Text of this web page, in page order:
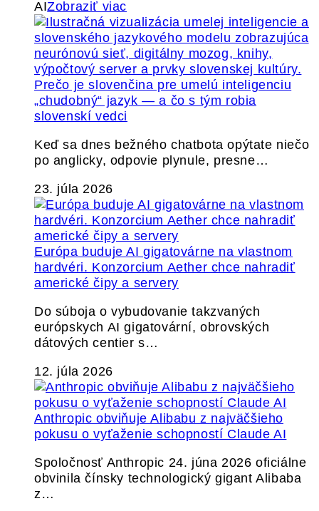
AIZobraziť viac
Prečo je slovenčina pre umelú inteligenciu
„chudobný“ jazyk — a čo s tým robia
slovenskí vedci
Keď sa dnes bežného chatbota opýtate niečo
po anglicky, odpovie plynule, presne…
23. júla 2026
Európa buduje AI gigatovárne na vlastnom
hardvéri. Konzorcium Aether chce nahradiť
americké čipy a servery
Do súboja o vybudovanie takzvaných
európskych AI gigatovární, obrovských
dátových centier s…
12. júla 2026
Anthropic obviňuje Alibabu z najväčšieho
pokusu o vyťaženie schopností Claude AI
Spoločnosť Anthropic 24. júna 2026 oficiálne
obvinila čínsky technologický gigant Alibaba
z…